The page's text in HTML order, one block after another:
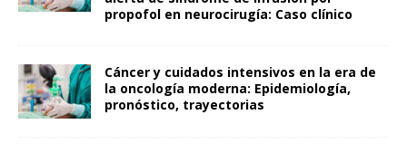
propofol en neurocirugía: Caso clínico
Cáncer y cuidados intensivos en la era de
la oncología moderna: Epidemiología,
pronóstico, trayectorias